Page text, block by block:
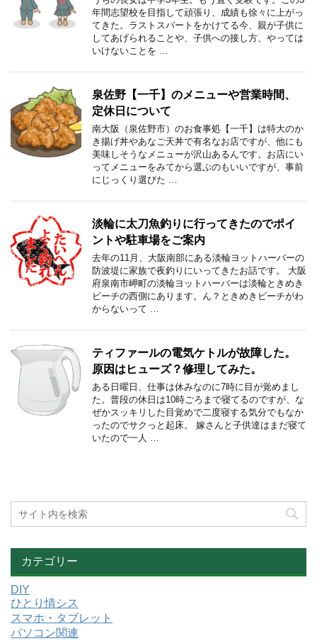
年間志望校を目指して頑張り、成績も徐々に上がっ
てきた。ラストスパートをかけてる今、親が子供に
してあげられることや、子供への接し方、やっては
いけないことを …
泉佐野【一千】のメニューや営業時間、
定休日について
南大阪（泉佐野市）のお食事処【一千】は特大のか
き揚げ丼やあなご天丼で有名なお店ですが、他にも
美味しそうなメニューが沢山あるんです。お店にい
ってメニューをみてから選ぶのもいいですが、事前
にじっくり選びた …
淡輪に太刀魚釣りに行ってきたのでポイ
ントや駐車場をご案内
去年の11月、大阪南部にある淡輪ヨットハーバーの
防波堤に家族で夜釣りにいってきたお話です。 大阪
府泉南市岬町の淡輪ヨットハーバーは淡輪ときめき
ビーチの西側にあります。ん？ときめきビーチがわ
からないって …
ティファールの電気ケトルが故障した。
原因はヒューズ？修理してみた。
ある日曜日、仕事は休みなのに7時に目が覚めまし
た。普段の休日は10時ごろまで寝てるのですが、な
ぜかスッキリした目覚めで二度寝する気分でもなか
ったのでサクっと起床。 嫁さんと子供達はまだ寝て
いたので一人 …
カテゴリー
DIY
ひとり情シス
スマホ・タブレット
パソコン関連